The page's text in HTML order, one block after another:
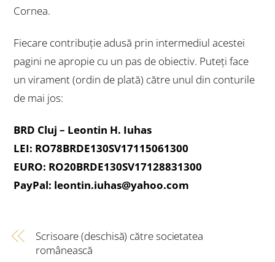
Cornea.
Fiecare contribuție adusă prin intermediul acestei
pagini ne apropie cu un pas de obiectiv. Puteți face
un virament (ordin de plată) către unul din conturile
de mai jos:
BRD Cluj – Leontin H. Iuhas
LEI: RO78BRDE130SV17115061300
EURO: RO20BRDE130SV17128831300
PayPal: leontin.iuhas@yahoo.com
Scrisoare (deschisă) către societatea
românească